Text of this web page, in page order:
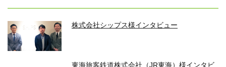
株式会社シップス様インタビュー
東海旅客鉄道株式会社（JR東海）様インタビ